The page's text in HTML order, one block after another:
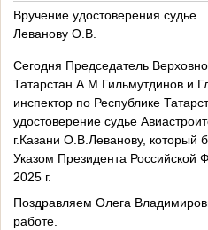
Вручение удостоверения судье
Леванову О.В.
Сегодня Председатель
Татарстан А.М.Гильмутдинов и
инспектор по Республике
удостоверение судье
г.Казани О.В.Леванову, который
Указом Президента
2025 г.
Поздравляем Олега
работе.